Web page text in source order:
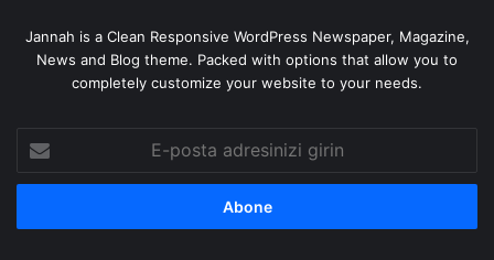
Jannah is a Clean Responsive WordPress Newspaper, Magazine,
News and Blog theme. Packed with options that allow you to
completely customize your website to your needs.
posta
adresinizi